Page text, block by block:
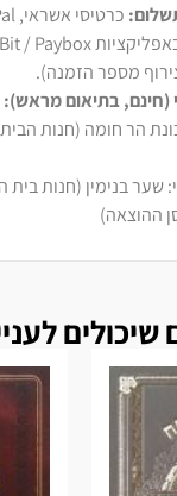
(חינם, בתיאום מראש):
הר חומה (חנות
שער בנימין (חנות
ההוצאה)
שיכולים